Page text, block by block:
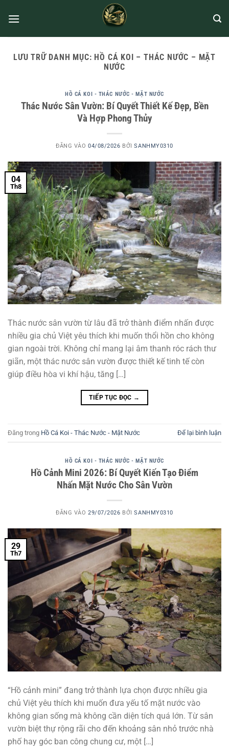
LƯU TRỮ DANH MỤC: HỒ CÁ KOI – THÁC NƯỚC – MẶT
NƯỚC
HỒ CÁ KOI - THÁC NƯỚC - MẶT NƯỚC
Thác Nước Sân Vườn: Bí Quyết Thiết Kế Đẹp, Bền
Và Hợp Phong Thủy
ĐĂNG VÀO 04/08/2026 BỞISANHMY0310
04
Th8
Thác nước sân vườn từ lâu đã trở thành điểm nhấn được
nhiều gia chủ Việt yêu thích khi muốn thổi hồn cho không
gian ngoài trời. Không chỉ mang lại âm thanh róc rách thư
giãn, một thác nước sân vườn được thiết kế tinh tế còn
giúp điều hòa vi khí hậu, tăng […]
TIẾP TỤC ĐỌC →
Đăng trong Hồ Cá Koi - Thác Nước - Mặt Nước Để lại bình luận
HỒ CÁ KOI - THÁC NƯỚC - MẶT NƯỚC
Hồ Cảnh Mini 2026: Bí Quyết Kiến Tạo Điểm
Nhấn Mặt Nước Cho Sân Vườn
ĐĂNG VÀO 29/07/2026 BỞISANHMY0310
29
Th7
“Hồ cảnh mini” đang trở thành lựa chọn được nhiều gia
chủ Việt yêu thích khi muốn đưa yếu tố mặt nước vào
không gian sống mà không cần diện tích quá lớn. Từ sân
vườn biệt thự rộng rãi cho đến khoảng sân nhỏ trước nhà
phố hay góc ban công chung cư, một […]